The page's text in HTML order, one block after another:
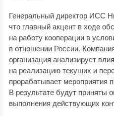
Генеральный директор ИСС
что главный акцент в ходе
на работу кооперации в
в отношении России.
организация анализирует
на реализацию текущих и
прорабатывает мероприятия
В результате будут приняты
выполнения действующих